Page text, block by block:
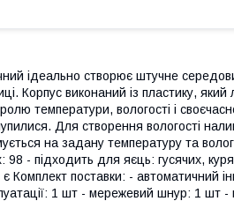
ідеально створює штучне
Корпус виконаний із пластику, який
температури, вологості і
Для створення вологості
на задану температуру та
98 - підходить для яєць: гусячих,
Комплект поставки: - автоматичний
1 шт - мережевий шнур: 1 шт